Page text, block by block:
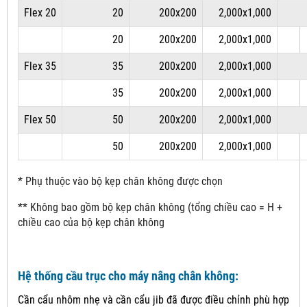
Flex 20 20 200x200 2,000x1,000
20 200x200 2,000x1,000
Flex 35 35 200x200 2,000x1,000
35 200x200 2,000x1,000
Flex 50 50 200x200 2,000x1,000
50 200x200 2,000x1,000
* Phụ thuộc vào bộ kẹp chân không được chọn
** Không bao gồm bộ kẹp chân không (tổng chiều cao = H +
chiều cao của bộ kẹp chân không
Hệ thống cầu trục cho máy nâng chân không:
Cần cẩu nhôm nhẹ và cần cẩu jib đã được điều chỉnh phù hợp